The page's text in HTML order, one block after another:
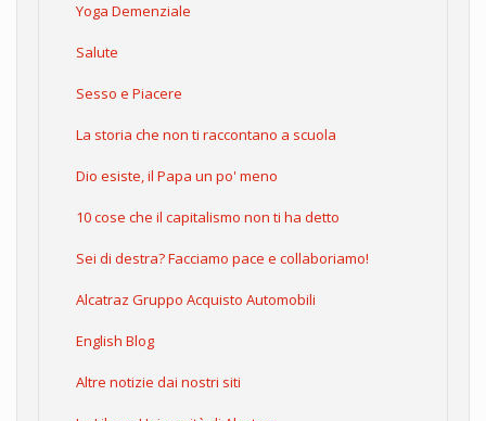
Yoga Demenziale
Salute
Sesso e Piacere
La storia che non ti raccontano a scuola
Dio esiste, il Papa un po' meno
10 cose che il capitalismo non ti ha detto
Sei di destra? Facciamo pace e collaboriamo!
Alcatraz Gruppo Acquisto Automobili
English Blog
Altre notizie dai nostri siti